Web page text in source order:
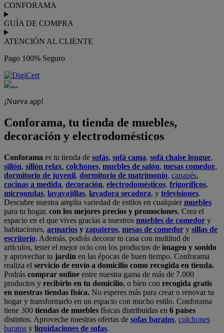
CONFORAMA
GUÍA DE COMPRA
ATENCIÓN AL CLIENTE
Pago 100% Seguro
¡Nueva app!
Conforama, tu tienda de muebles,
decoración y electrodomésticos
Conforama es tu tienda de sofás, sofá cama, sofá chaise longue,
sillón, sillón relax, colchones, muebles de salón, mesas comedor,
dormitorio de juvenil, dormitorio de matrimonio, canapés,
cocinas a medida, decoración, electrodomésticos, frigoríficos,
microondas, lavavajillas, lavadora secadora, y televisiones.
Descubre nuestra amplia variedad de estilos en cualquiermuebles
para tu hogar, con los mejores precios y promociones. Crea el
espacio en el que vives gracias a nuestros muebles de comedor y
habitaciones, armarios y zapateros, mesas de comedor y sillas de
escritorio. Además, podrás decorar tu casa con multitud de
artículos, tener el mejor ocio con los productos de imagen y sonido
y aprovechar tu jardín en las épocas de buen tiempo. Conforama
realiza el servicio de envío a domicilio como recogida en tienda.
Podrás comprar online entre nuestra gama de más de 7.000
productos y recibirlo en tu domicilio, o bien con recogida gratis
en nuestras tiendas física. No esperes más para crear o renovar tu
hogar y transformarlo en un espacio con mucho estilo. Conforama
tiene 300 tiendas de muebles físicas distribuidas en 6 países
distintos. Aproveche nuestras ofertas de sofas baratos, colchones
baratos y liquidaciones de sofas.